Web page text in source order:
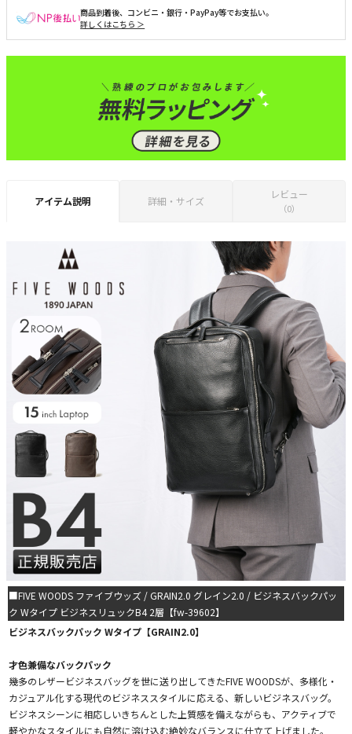
商品到着後、コンビニ・銀行・PayPay等でお支払い。
詳しくはこちら ＞
アイテム説明 詳細・サイズ
レビュー
（0）
■FIVE WOODS ファイブウッズ / GRAIN2.0 グレイン2.0 / ビジネスバックパッ
ク Wタイプ ビジネスリュックB4 2層【fw-39602】
ビジネスバックパック Wタイプ【GRAIN2.0】
才色兼備なバックパック
幾多のレザービジネスバッグを世に送り出してきたFIVE WOODSが、多様化・
カジュアル化する現代のビジネススタイルに応える、新しいビジネスバッグ。
ビジネスシーンに相応しいきちんとした上質感を備えながらも、アクティブで
軽やかなスタイルにも自然に溶け込む絶妙なバランスに仕立て上げました。